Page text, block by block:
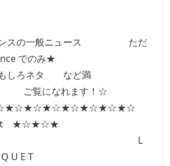
スの一般ニュース ただ
でのみ★
ろネタ など満
になれます！☆
★☆★☆★
L
U E T